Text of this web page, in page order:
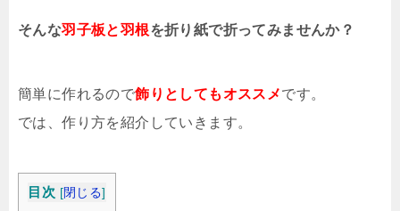
そんな羽子板と羽根を折り紙で折ってみませんか？
簡単に作れるので飾りとしてもオススメです。
では、作り方を紹介していきます。
目次 [閉じる]